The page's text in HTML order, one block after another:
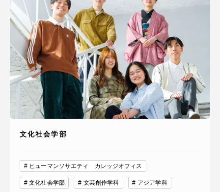
文化社会学部
ヒューマンソサエティ カレッジオフィス
文化社会学部 文芸創作学科 アジア学科
中文